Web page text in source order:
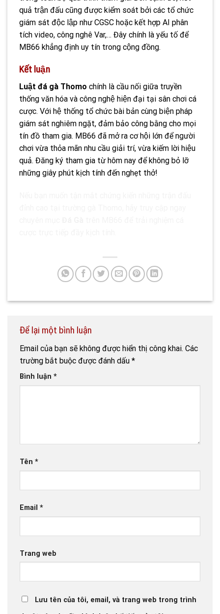
quả trận đấu cũng được kiểm soát bởi các tổ chức
giám sát độc lập như CGSC hoặc kết hợp AI phân
tích video, công nghê Var,… Đây chính là yếu tố để
MB66 khẳng định uy tín trong cộng đồng.
Kết luận
Luật đá gà Thomo chính là cầu nối giữa truyền
thống văn hóa và công nghệ hiện đại tại sân chơi cá
cược. Với hệ thống tổ chức bài bản cùng biện pháp
giám sát nghiêm ngặt, đảm bảo công bằng cho mọi
tín đồ tham gia. MB66 đã mở ra cơ hội lớn để người
chơi vừa thỏa mãn nhu cầu giải trí, vừa kiếm lời hiệu
quả. Đăng ký tham gia từ hôm nay để không bỏ lỡ
những giây phút kịch tính đến nghẹt thở!
Để lại một bình luận
Email của bạn sẽ không được hiển thị công khai. Các
trường bắt buộc được đánh dấu *
Bình luận *
Tên *
Email *
Trang web
Lưu tên của tôi, email, và trang web trong trình